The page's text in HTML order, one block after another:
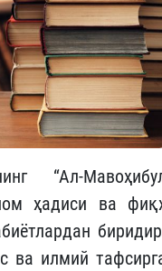
“Ал-
ҳадиси ва
ва илмий